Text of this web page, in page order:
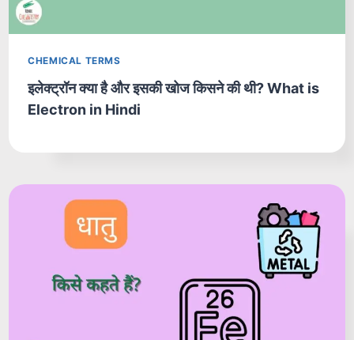
CHEMICAL TERMS
इलेक्ट्रॉन क्या है और इसकी खोज किसने की थी? What is
Electron in Hindi